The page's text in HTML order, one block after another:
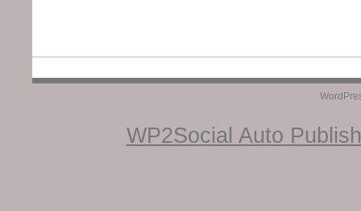
WP2Social Auto Publish